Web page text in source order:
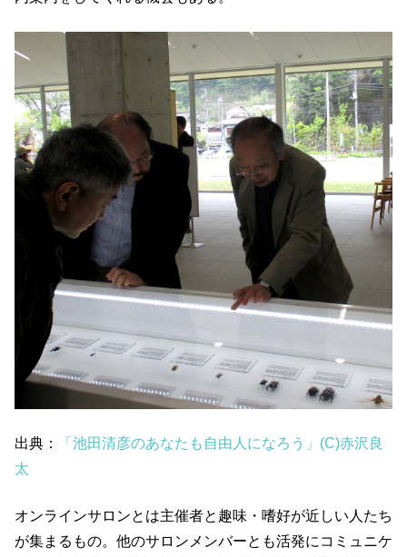
出典：
「池田清彦のあなたも自由人になろう」(C)赤沢良
太
オンラインサロンとは主催者と趣味・嗜好が近しい人たち
が集まるもの。他のサロンメンバーとも活発にコミュニケ